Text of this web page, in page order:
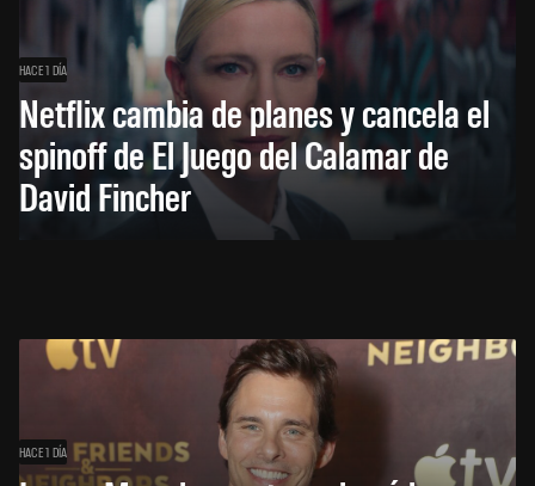
HACE 1 DÍA
Netflix cambia de planes y cancela el
spinoff de El Juego del Calamar de
David Fincher
HACE 1 DÍA